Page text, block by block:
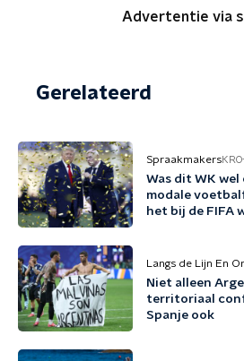
Advertentie via
Gerelateerd
Spraakmakers
Was dit WK wel
modale
het bij de FIFA
Langs de Lijn En
Niet alleen
territoriaal
Spanje ook